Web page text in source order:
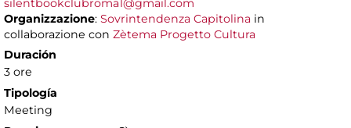
silentbookclubroma1@gmail.com
Organizzazione: Sovrintendenza Capitolina in
collaborazione con Zètema Progetto Cultura
Duración
3 ore
Tipología
Meeting